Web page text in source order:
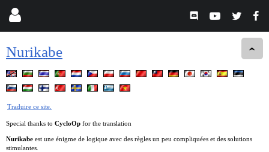
Nurikabe
Traduire ce site.
Special thanks to CycloOp for the translation
Nurikabe est une énigme de logique avec des règles un peu compliquées et des solutions
stimulantes.